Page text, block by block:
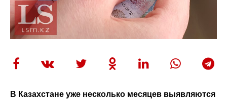
В Казахстане уже несколько месяцев выявляются